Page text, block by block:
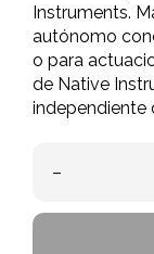
Instruments.
autónomo
o para
de Native
independiente
–